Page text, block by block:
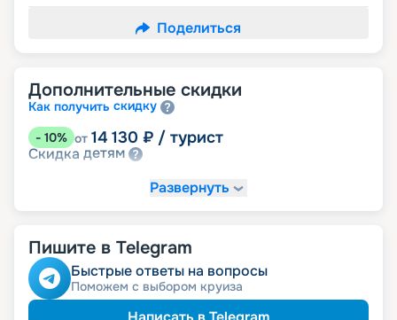
Поделиться
Дополнительные скидки
Как получить скидку
- 10% от 14 130 ₽ / турист
Скидка детям
Развернуть
Пишите в Telegram
Быстрые ответы на вопросы
Поможем с выбором круиза